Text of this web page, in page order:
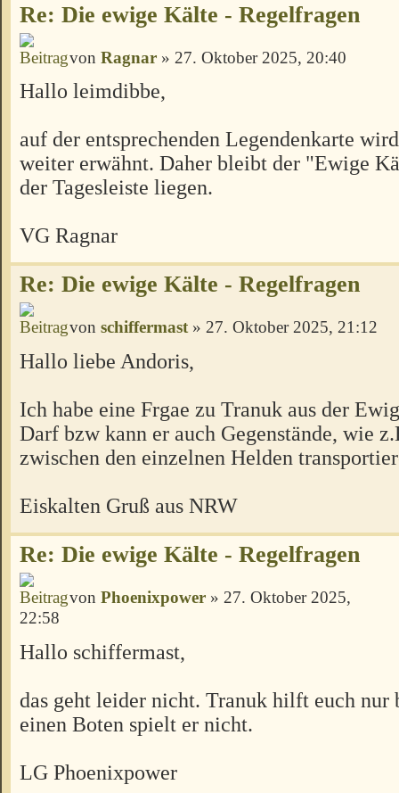
Re: Die ewige Kälte - Regelfragen
von Ragnar » 27. Oktober 2025, 20:40
Hallo leimdibbe,
auf der entsprechenden Legendenkarte
weiter erwähnt. Daher bleibt der "Ewige
der Tagesleiste liegen.
VG Ragnar
Re: Die ewige Kälte - Regelfragen
von schiffermast» 27. Oktober 2025, 21:12
Hallo liebe Andoris,
Ich habe eine Frgae zu Tranuk aus der
Darf bzw kann er auch Gegenstände, wie
zwischen den einzelnen Helden
Eiskalten Gruß aus NRW
Re: Die ewige Kälte - Regelfragen
von Phoenixpower » 27. Oktober 2025,
22:58
Hallo schiffermast,
das geht leider nicht. Tranuk hilft euch nur
einen Boten spielt er nicht.
LG Phoenixpower